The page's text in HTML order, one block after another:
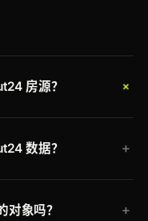
房源？ +
Exposé URL 发送
costs、
数据？ +
包括 title、
对象吗？ +